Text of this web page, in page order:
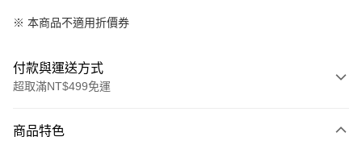
※ 本商品不適用折價券
付款與運送方式
超取滿NT$499免運
icash Pay
商品特色